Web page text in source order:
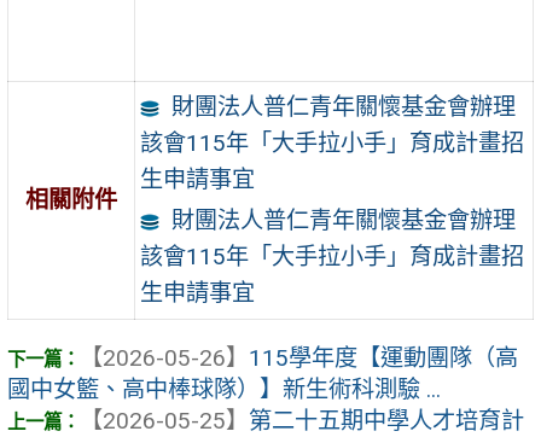
相關附件
財團法人普仁青年關懷基金會辦理
該會115年「大手拉小手」育成計畫招
生申請事宜
財團法人普仁青年關懷基金會辦理
該會115年「大手拉小手」育成計畫招
生申請事宜
【2026-05-26】 115學年度【運動團隊（高
國中女籃、高中棒球隊）】新生術科測驗 ...
【2026-05-25】 第二十五期中學人才培育計